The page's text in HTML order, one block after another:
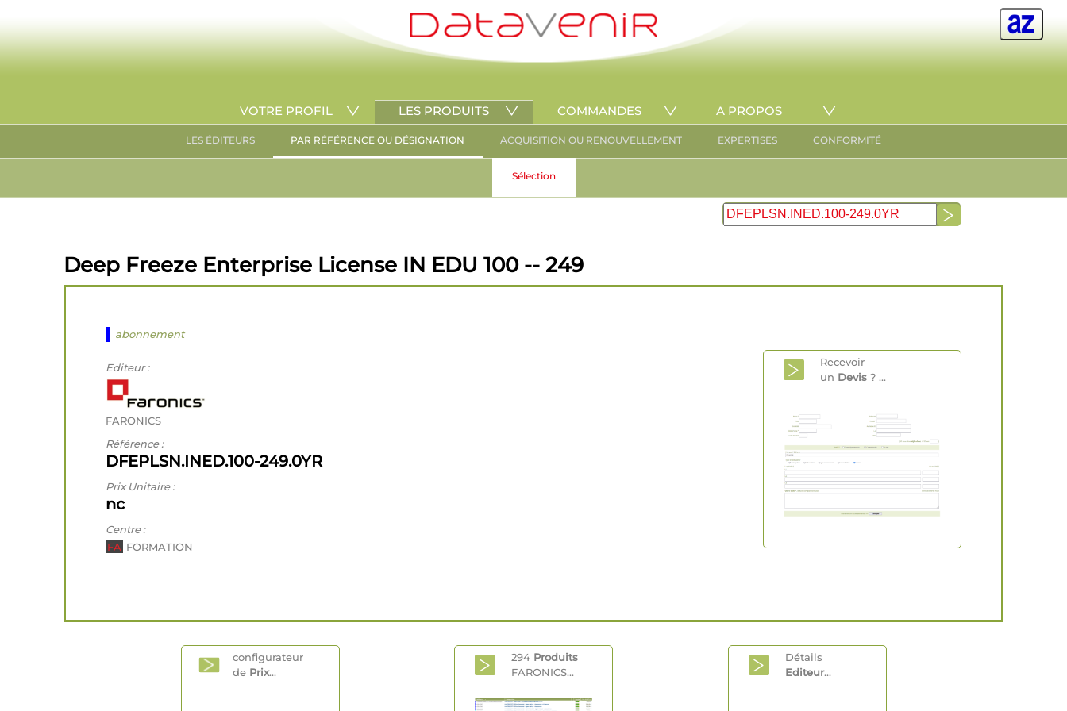
VOTRE PROFIL LES PRODUITS COMMANDES A PROPOS
LES ÉDITEURS PAR RÉFÉRENCE OU DÉSIGNATION ACQUISITION OU RENOUVELLEMENT EXPERTISES CONFORMITÉ
Sélection
Deep Freeze Enterprise License IN EDU 100 -- 249
abonnement
Editeur :
FARONICS
Référence :
DFEPLSN.INED.100-249.0YR
Prix Unitaire :
nc
Centre :
FA FORMATION
Recevoir
un Devis ? ...
configurateur
de Prix...
294 Produits
FARONICS...
Détails
Editeur...